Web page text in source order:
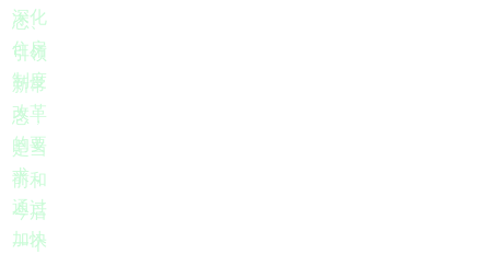
态、
引领
新常
态，
是当
前和
今后
一个
深化
住房
制度
改革
的要
求，
通过
加快